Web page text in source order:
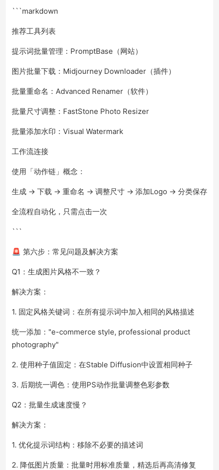
```markdown
推荐工具列表
提示词批量管理：PromptBase（网站）
图片批量下载：Midjourney Downloader（插件）
批量重命名：Advanced Renamer（软件）
批量尺寸调整：FastStone Photo Resizer
批量添加水印：Visual Watermark
工作流连接
使用「动作链」概念：
生成 → 下载 → 重命名 → 调整尺寸 → 添加Logo → 分类保存
全流程自动化，只需点击一次
```
🚨 第六步：常见问题及解决方案
Q1：生成图片风格不一致？
解决方案：
1. 固定风格关键词：在所有提示词中加入相同的风格描述
统一添加："e-commerce style, professional product
photography"
2. 使用种子值固定：在Stable Diffusion中设置相同种子
3. 后期统一调色：使用PS动作批量调整色彩参数
Q2：批量生成速度慢？
解决方案：
1. 优化提示词结构：移除不必要的描述词
2. 降低图片质量：批量时用标准质量，精选后再高清修复